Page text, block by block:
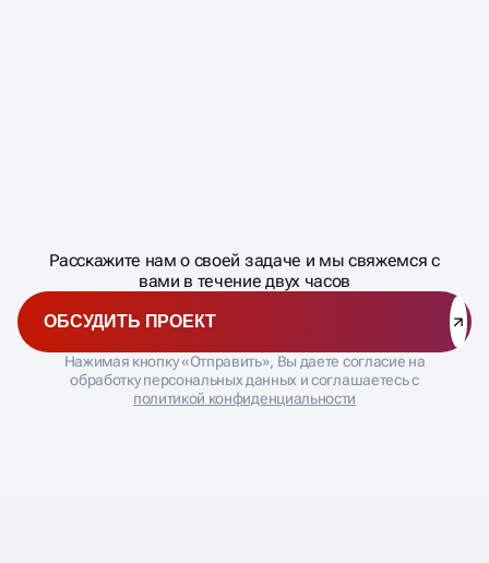
�
Расскажите нам о своей задаче и мы свяжемся с
вами в течение двух часов
ОБСУДИТЬ ПРОЕКТ
Нажимая кнопку «Отправить», Вы даете согласие на
обработку персональных данных и соглашаетесь с
политикой конфиденциальности